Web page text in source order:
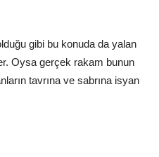
gibi bu konuda da yalan
Oysa gerçek rakam bunun
tavrına ve sabrına isyan